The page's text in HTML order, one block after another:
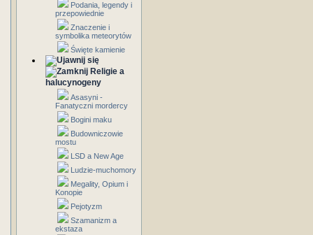
Podania, legendy i
przepowiednie
Znaczenie i
symbolika meteorytów
Święte kamienie
Religie a
halucynogeny
Asasyni -
Fanatyczni mordercy
Bogini maku
Budowniczowie
mostu
LSD a New Age
Ludzie-muchomory
Megality, Opium i
Konopie
Pejotyzm
Szamanizm a
ekstaza